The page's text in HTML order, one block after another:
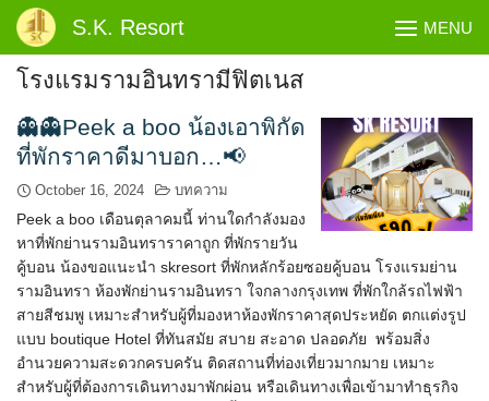
Skip
content
S.K. Resort MENU
โรงแรมรามอินทรามีฟิตเนส
👻👻Peek a boo น้องเอาพิกัด
ที่พักราคาดีมาบอก…📢
October 16, 2024 บทความ
Peek a boo เดือนตุลาคมนี้ ท่านใดกำลังมอง
หาที่พักย่านรามอินทราราคาถูก ที่พักรายวัน
คู้บอน น้องขอแนะนำ skresort ที่พักหลักร้อยซอยคู้บอน โรงแรมย่าน
รามอินทรา ห้องพักย่านรามอินทรา ใจกลางกรุงเทพ ที่พักใกล้รถไฟฟ้า
สายสีชมพู เหมาะสำหรับผู้ที่มองหาห้องพักราคาสุดประหยัด ตกแต่งรูป
แบบ boutique Hotel ที่ทันสมัย สบาย สะอาด ปลอดภัย พร้อมสิ่ง
อำนวยความสะดวกครบครัน ติดสถานที่ท่องเที่ยวมากมาย เหมาะ
สำหรับผู้ที่ต้องการเดินทางมาพักผ่อน หรือเดินทางเพื่อเข้ามาทำธุรกิจ